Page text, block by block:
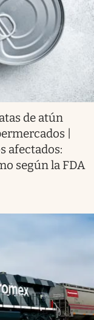
de atún
|
afectados:
según la FDA